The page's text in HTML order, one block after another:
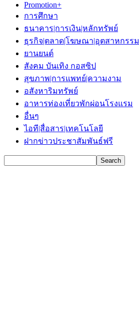
Promotion+
การศึกษา
ธนาคาร|การเงิน|หลักทรัพย์
ธุรกิจ|ตลาด|โฆษณา|อุตสาหกรรม
ยานยนต์
สังคม บันเทิง กอสซิป
สุขภาพ|การแพทย์|ความงาม
อสังหาริมทรัพย์
อาหารท่องเที่ยวพักผ่อนโรงแรม
อื่นๆ
ไอที|สื่อสาร|เทคโนโลยี
ฝากข่าวประชาสัมพันธ์ฟรี